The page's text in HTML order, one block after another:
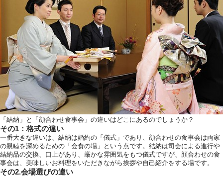
「結納」と「顔合わせ食事会」の違いはどこにあるのでしょうか？
その1：格式の違い
一番大きな違いは、結納は婚約の「儀式」であり、顔合わせの食事会は両家
の親睦を深めるための「会食の場」という点です。結納は司会による進行や
結納品の交換、口上があり、厳かな雰囲気をもつ儀式ですが、顔合わせの食
事会は、美味しいお料理をいただきながら挨拶や自己紹介をする場です。
その2.会場選びの違い